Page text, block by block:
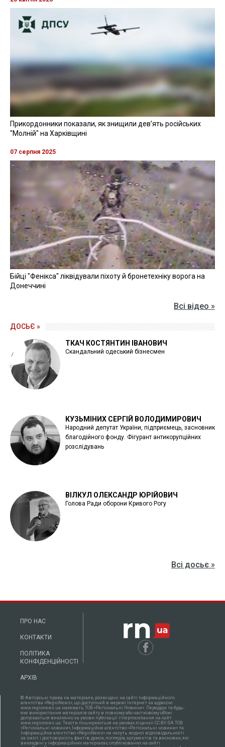
Прикордонники показали, як знищили девʼять російських
"Молній" на Харківщині
07 серпня 2025
Бійці "Фенікса" ліквідували піхоту й бронетехніку ворога на
Донеччині
Всі відео »
ДОСЬЄ »
ТКАЧ КОСТЯНТИН ІВАНОВИЧ
Скандальний одеський бізнесмен
КУЗЬМІНИХ СЕРГІЙ ВОЛОДИМИРОВИЧ
Народний депутат України, підприємець, засновник
благодійного фонду. Фігурант антикорупційних
розслідувань
ВІЛКУЛ ОЛЕКСАНДР ЮРІЙОВИЧ
Голова Ради оборони Кривого Рогу
Всі досьє »
ПРО НАС
КОНТАКТИ
ПОЛІТИКА
КОНФІДЕНЦІЙНОСТІ
АРХІВ
© Авторські права на матеріали, розміщені на сайті Інформаційного
агентства «RegioNews», що доступний в мережі Інтернет за адресою:
www.regionews.ua належать ТОВ «Регіональні Новини». Передрук та будь-
яке використання матеріалів сайту в повному або частковому об'ємі
допускається виключно за умови публікації гіперпосилання на сайт
www.regionews.ua. Тексти поширюються нa умовах ліцензії CC-BY-SA ТОВ
«Регіональні новини», Інформаційне агентство «Регіональні новини» та
Інформаційне агентство «RegioNews» не несуть жодної відповідальності
за зміст і достовірність фактів, думок, поглядів, аргументів та висновки, які
викладені у інформаційних матеріалах, опублікованих на сайті